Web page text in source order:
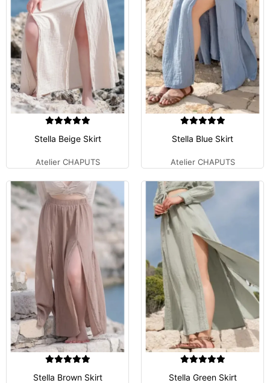
Stella Beige Skirt
Atelier CHAPUTS
Stella Blue Skirt
Atelier CHAPUTS
Stella Brown Skirt Stella Green Skirt